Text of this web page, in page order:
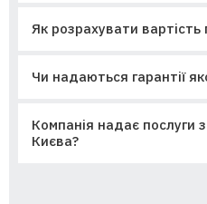
Як розрахувати вартість
Чи надаються гарантії
Компанія надає послуги
Києва?